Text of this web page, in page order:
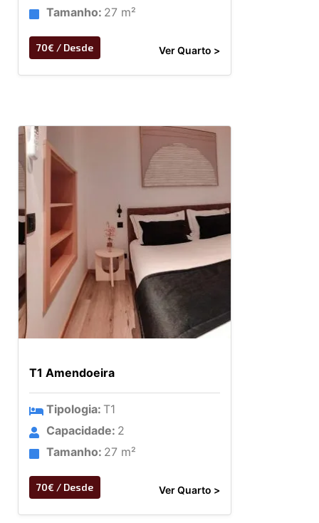
Tamanho: 27 m²
70€ / Desde Ver Quarto >
T1 Amendoeira
Tipologia: T1
Capacidade: 2
Tamanho: 27 m²
70€ / Desde Ver Quarto >